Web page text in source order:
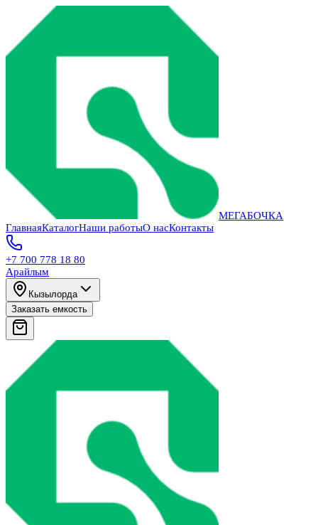
МЕГАБОЧКА
ГлавнаяКаталогНаши работыО насКонтакты
+7 700 778 18 80
Арайлым
Кызылорда
Заказать емкость